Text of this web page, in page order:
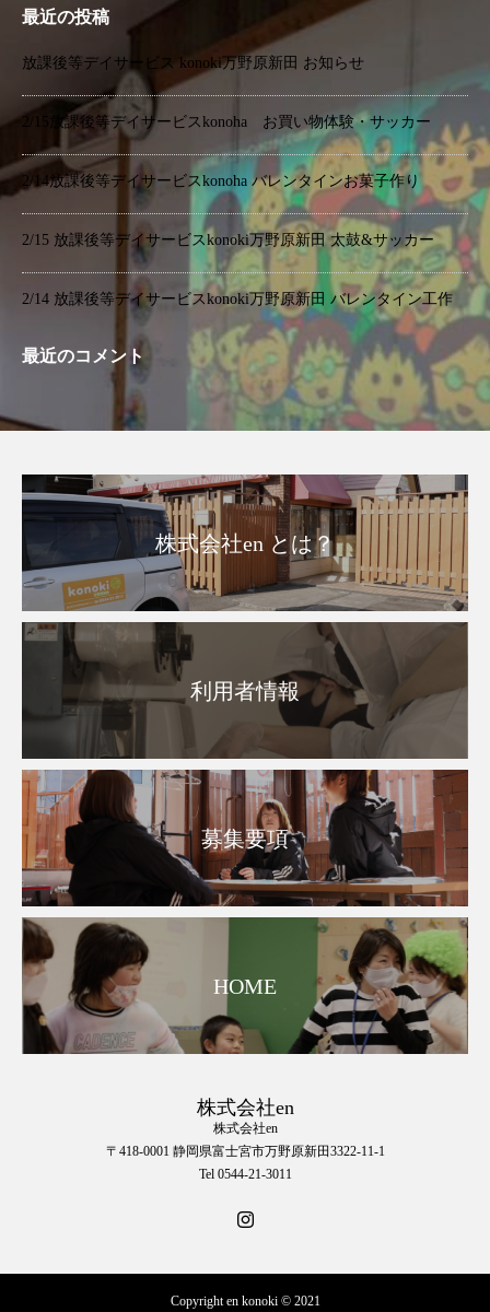
最近の投稿
放課後等デイサービス konoki万野原新田 お知らせ
2/15放課後等デイサービスkonoha お買い物体験・サッカー
2/14放課後等デイサービスkonoha バレンタインお菓子作り
2/15 放課後等デイサービスkonoki万野原新田 太鼓&サッカー
2/14 放課後等デイサービスkonoki万野原新田 バレンタイン工作
最近のコメント
株式会社en とは？
利用者情報
募集要項
HOME
株式会社en
株式会社en
〒418-0001 静岡県富士宮市万野原新田3322-11-1
Tel 0544-21-3011
Copyright en konoki © 2021